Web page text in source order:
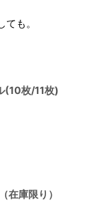
も。
(10枚/11枚)
在庫限り）